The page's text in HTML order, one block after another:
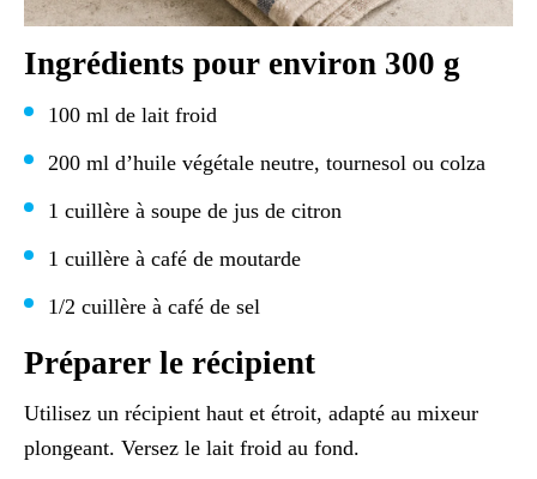
Ingrédients pour environ 300 g
100 ml de lait froid
200 ml d’huile végétale neutre, tournesol ou colza
1 cuillère à soupe de jus de citron
1 cuillère à café de moutarde
1/2 cuillère à café de sel
Préparer le récipient
Utilisez un récipient haut et étroit, adapté au mixeur
plongeant. Versez le lait froid au fond.